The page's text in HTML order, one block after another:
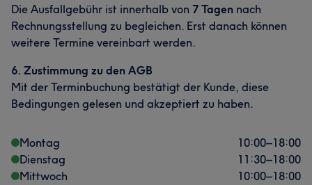
Die Ausfallgebühr ist innerhalb von 7 Tagen nach
Rechnungsstellung zu begleichen. Erst danach können
weitere Termine vereinbart werden.
6. Zustimmung zu den AGB
Mit der Terminbuchung bestätigt der Kunde, diese
Bedingungen gelesen und akzeptiert zu haben.
Montag 10:00–18:00
Dienstag
11:30–18:00
Mittwoch
10:00–18:00